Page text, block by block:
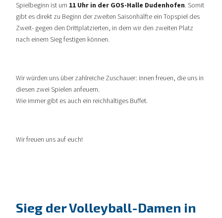
Spielbeginn ist um 11 Uhr in der GOS-Halle Dudenhofen. Somit
gibt es direkt zu Beginn der zweiten Saisonhälfte ein Topspiel des
Zweit- gegen den Drittplatzierten, in dem wir den zweiten Platz
nach einem Sieg festigen können.
Wir würden uns über zahlreiche Zuschauer: innen freuen, die uns in
diesen zwei Spielen anfeuern.
Wie immer gibt es auch ein reichhaltiges Buffet.
Wir freuen uns auf euch!
Sieg der Volleyball-Damen in